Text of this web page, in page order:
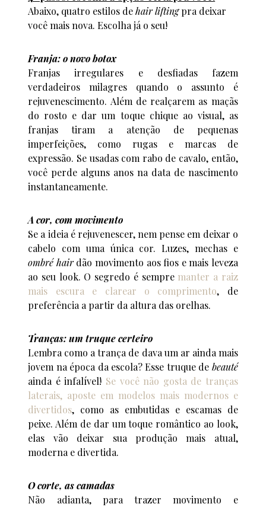
Abaixo, quatro estilos dehair liftingpra deixar
você mais nova. Escolha já o seu!
Franja: o novo botox
Franjas irregulares e desfiadas fazem
verdadeiros milagres quando o assunto é
rejuvenescimento. Além de realçarem as maçãs
do rosto e dar um toque chique ao visual, as
franjas tiram a atenção de pequenas
imperfeições, como rugas e marcas de
expressão. Se usadas com rabo de cavalo, então,
você perde alguns anos na data de nascimento
instantaneamente.
A cor, com movimento
Se a ideia é rejuvenescer, nem pense em deixar o
cabelo com uma única cor. Luzes, mechas e
ombré hairdão movimento aos fios e mais leveza
ao seu look. O segredo é sempre manter a raiz
mais escura e clarear o comprimento, de
preferência a partir da altura das orelhas.
Tranças: um truque certeiro
Lembra como a trança de dava um ar ainda mais
jovem na época da escola? Esse truque de beauté
ainda é infalível! Se você não gosta de tranças
laterais, aposte em modelos mais modernos e
divertidos, como as embutidas e escamas de
peixe. Além de dar um toque romântico ao look,
elas vão deixar sua produção mais atual,
moderna e divertida.
O corte, as camadas
Não adianta, para trazer movimento e